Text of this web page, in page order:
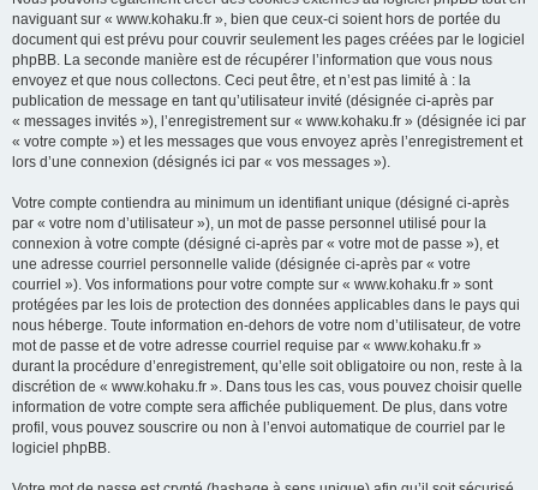
naviguant sur « www.kohaku.fr », bien que ceux-ci soient hors de portée du
document qui est prévu pour couvrir seulement les pages créées par le logiciel
phpBB. La seconde manière est de récupérer l’information que vous nous
envoyez et que nous collectons. Ceci peut être, et n’est pas limité à : la
publication de message en tant qu’utilisateur invité (désignée ci-après par
« messages invités »), l’enregistrement sur « www.kohaku.fr » (désignée ici par
« votre compte ») et les messages que vous envoyez après l’enregistrement et
lors d’une connexion (désignés ici par « vos messages »).
Votre compte contiendra au minimum un identifiant unique (désigné ci-après
par « votre nom d’utilisateur »), un mot de passe personnel utilisé pour la
connexion à votre compte (désigné ci-après par « votre mot de passe »), et
une adresse courriel personnelle valide (désignée ci-après par « votre
courriel »). Vos informations pour votre compte sur « www.kohaku.fr » sont
protégées par les lois de protection des données applicables dans le pays qui
nous héberge. Toute information en-dehors de votre nom d’utilisateur, de votre
mot de passe et de votre adresse courriel requise par « www.kohaku.fr »
durant la procédure d’enregistrement, qu’elle soit obligatoire ou non, reste à la
discrétion de « www.kohaku.fr ». Dans tous les cas, vous pouvez choisir quelle
information de votre compte sera affichée publiquement. De plus, dans votre
profil, vous pouvez souscrire ou non à l’envoi automatique de courriel par le
logiciel phpBB.